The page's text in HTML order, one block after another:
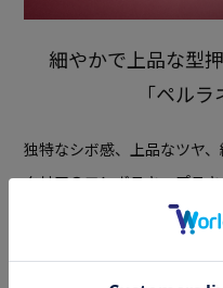
細やかで上品な型
「ペル
独特なシボ感、上品なツヤ
タリアのエンボスキップス